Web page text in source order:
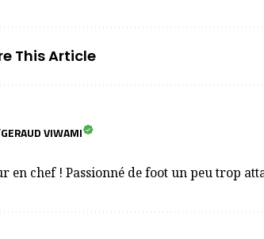
This Article
GERAUD VIWAMI
en chef ! Passionné de foot un peu trop